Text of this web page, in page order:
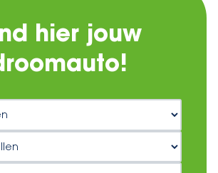
hier jouw